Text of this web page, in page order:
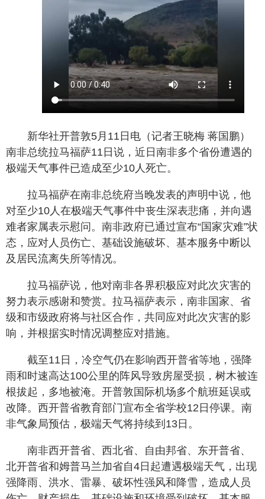
新华社开普敦5月11日电（记者王晓梅 蒋国鹏）
南非总统拉马福萨11日说，近日南非多个省份遭遇的
极端天气事件已造成至少10人死亡。
拉马福萨在南非总统府当晚发表的声明中说，他
对至少10人在极端天气事件中丧生深表悲痛，并向遇
难者家属表示慰问。南非政府已通过宣布“国家灾难”状
态，应对人员伤亡、基础设施破坏、基本服务中断以
及居民流离失所等情况。
拉马福萨说，他对南非各界积极应对此次灾害的
努力表示感谢和赞赏。拉马福萨表示，南非国家、省
级和市级政府将与社区合作，共同应对此次灾害的影
响，并根据实时情况调整应对措施。
截至11日，冷空气仍在影响西开普省等地，强降
雨和时速高达100公里的阵风导致房屋受损，树木被连
根拔起，多地被淹。开普敦国际机场多个航班延误或
改降。西开普省教育部门宣布全省学校12日停课。南
非气象局预估，极端天气将持续到13日。
南非西开普省、西北省、自由邦省、东开普省、
北开普省和姆普马兰加省自4日起遭遇极端天气，出现
强降雨、洪水、雷暴、破坏性强风和降雪，造成人员